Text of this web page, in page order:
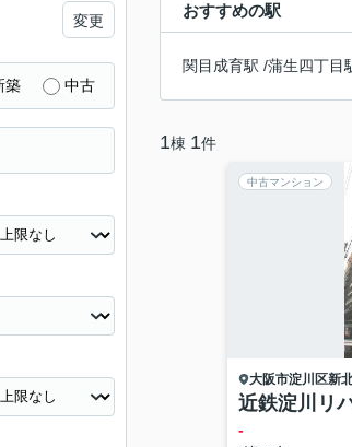
おすすめの駅
関目成育駅 /蒲生四丁目
1棟 1件
中古マンション
大阪市淀川区新
近鉄淀川リ
-
変更
築 中古